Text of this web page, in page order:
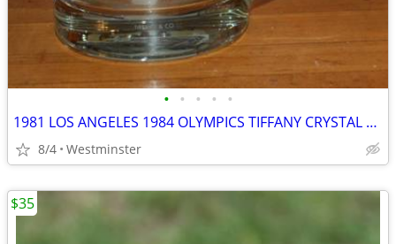
• • • • •
1981 LOS ANGELES 1984 OLYMPICS TIFFANY CRYSTAL MUG ABC EXEC GIFT
8/4 Westminster
$35